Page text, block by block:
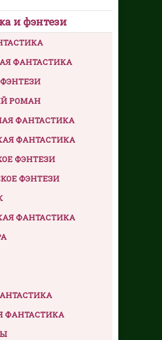
и фэнтези
ФАНТАСТИКА
РОМАН
ФАНТАСТИКА
ФАНТАСТИКА
ФЭНТЕЗИ
ФЭНТЕЗИ
ФАНТАСТИКА
ФАНТАСТИКА